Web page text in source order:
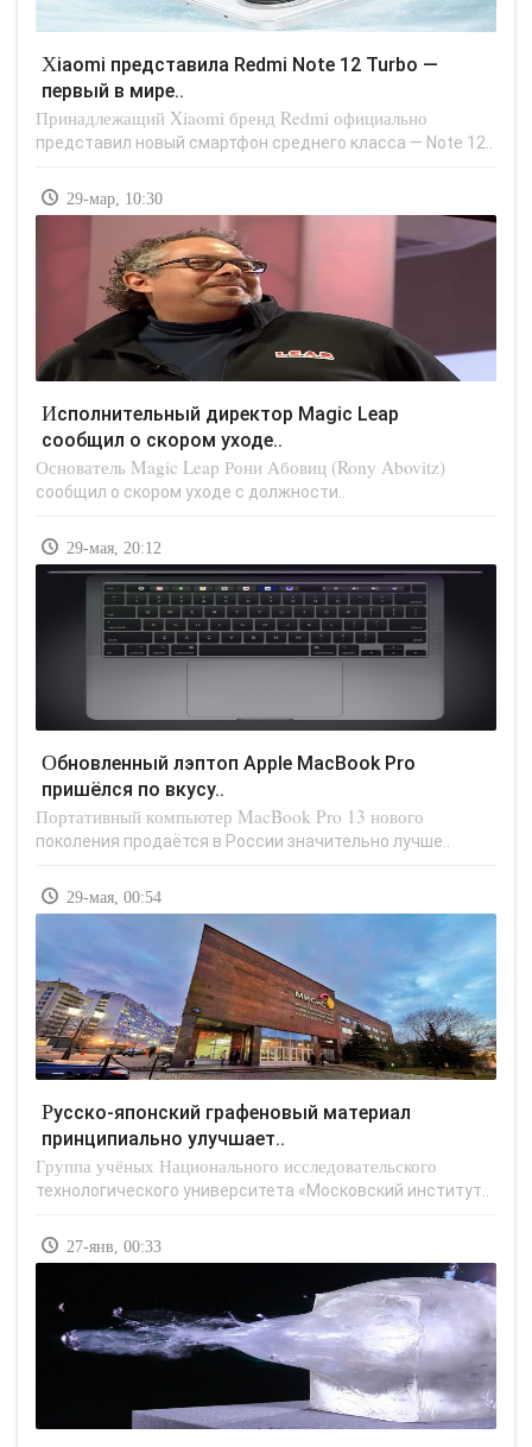
Xiaomi представила Redmi Note 12 Turbo —
первый в мире..
Принадлежащий Xiaomi бренд Redmi официально
представил новый смартфон среднего класса — Note 12..
29-мар, 10:30
Исполнительный директор Magic Leap
сообщил о скором уходе..
Основатель Magic Leap Рони Абовиц (Rony Abovitz)
сообщил о скором уходе с должности..
29-мая, 20:12
Обновленный лэптоп Apple MacBook Pro
пришёлся по вкусу..
Портативный компьютер MacBook Pro 13 нового
поколения продаётся в России значительно лучше..
29-мая, 00:54
Русско-японский графеновый материал
принципиально улучшает..
Группа учёных Национального исследовательского
технологического университета «Московский институт..
27-янв, 00:33